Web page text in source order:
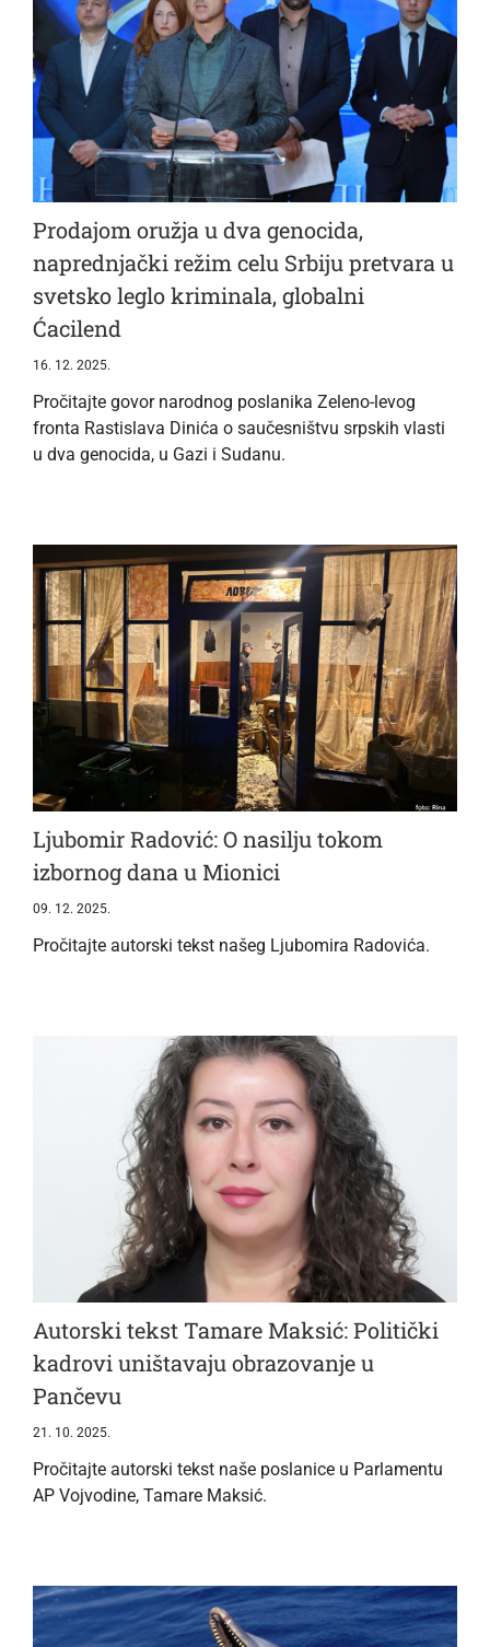
Prodajom oružja u dva genocida,
naprednjački režim celu Srbiju pretvara u
svetsko leglo kriminala, globalni
Ćacilend
16. 12. 2025.
Pročitajte govor narodnog poslanika Zeleno-levog
fronta Rastislava Dinića o saučesništvu srpskih vlasti
u dva genocida, u Gazi i Sudanu.
Ljubomir Radović: O nasilju tokom
izbornog dana u Mionici
09. 12. 2025.
Pročitajte autorski tekst našeg Ljubomira Radovića.
Autorski tekst Tamare Maksić: Politički
kadrovi uništavaju obrazovanje u
Pančevu
21. 10. 2025.
Pročitajte autorski tekst naše poslanice u Parlamentu
AP Vojvodine, Tamare Maksić.